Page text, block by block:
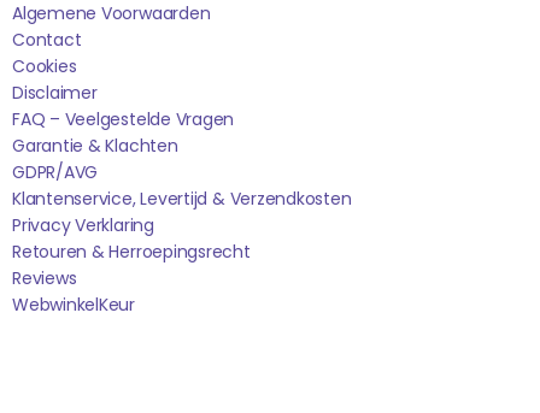
Algemene Voorwaarden
Contact
Cookies
Disclaimer
FAQ – Veelgestelde Vragen
Garantie & Klachten
GDPR/AVG
Klantenservice, Levertijd & Verzendkosten
Privacy Verklaring
Retouren & Herroepingsrecht
Reviews
WebwinkelKEur